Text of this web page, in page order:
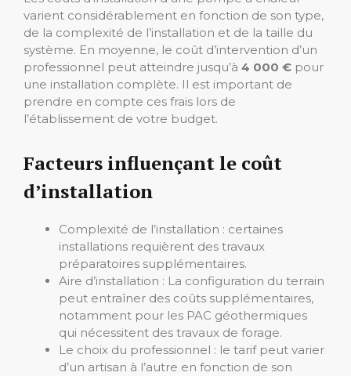
varient considérablement en fonction de son type,
de la complexité de l’installation et de la taille du
système. En moyenne, le coût d’intervention d’un
professionnel peut atteindre jusqu’à 4 000 € pour
une installation complète. Il est important de
prendre en compte ces frais lors de
l’établissement de votre budget.
Facteurs influençant le coût
d’installation
Complexité de l’installation : certaines
installations requièrent des travaux
préparatoires supplémentaires.
Aire d’installation : La configuration du terrain
peut entraîner des coûts supplémentaires,
notamment pour les PAC géothermiques
qui nécessitent des travaux de forage.
Le choix du professionnel : le tarif peut varier
d’un artisan à l’autre en fonction de son